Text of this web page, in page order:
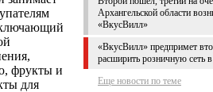
Архангельской области
«ВкусВилл»
«ВкусВилл» предпримет
расширить розничную сеть
Еще новости по теме
фрукты и
для